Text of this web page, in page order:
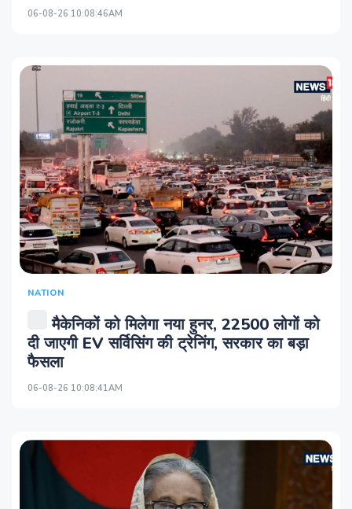
06-08-26 10:08:46AM
NATION
मैकेनिकों को मिलेगा नया हुनर, 22500 लोगों को
दी जाएगी EV सर्विसिंग की ट्रेनिंग, सरकार का बड़ा
फैसला
06-08-26 10:08:41AM